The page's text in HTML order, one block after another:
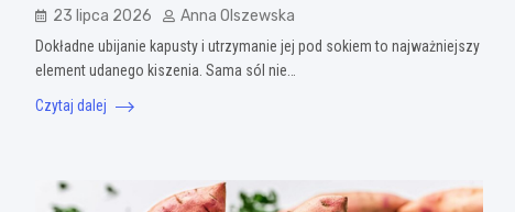
23 lipca 2026 Anna Olszewska
Dokładne ubijanie kapusty i utrzymanie jej pod sokiem to najważniejszy
element udanego kiszenia. Sama sól nie…
Czytaj dalej